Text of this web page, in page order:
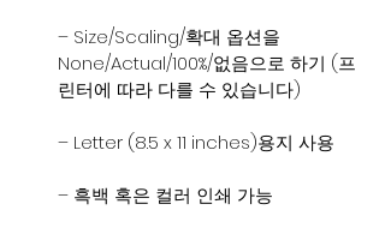
– Size/Scaling/확대 옵션을
None/Actual/100%/없음으로 하기 (프
린터에 따라 다를 수 있습니다)
– Letter (8.5 x 11 inches)용지 사용
– 흑백 혹은 컬러 인쇄 가능